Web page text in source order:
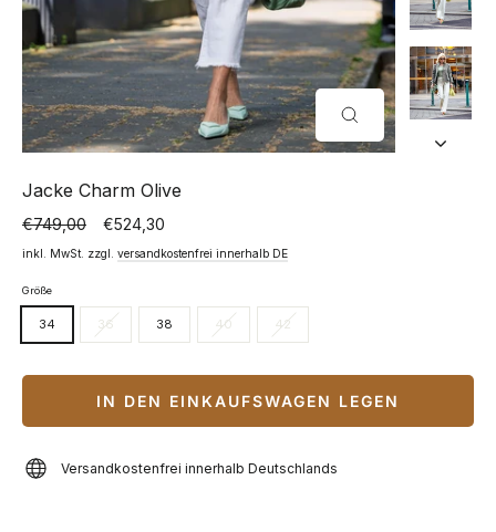
SCHLIESSEN (
ESC)
Jacke Charm Olive
Normaler
Preis
€749,00
Sonderpreis €524,30
inkl. MwSt. zzgl. versandkostenfrei innerhalb DE
Größe
34 36 38 40 42
IN DEN EINKAUFSWAGEN LEGEN
Versandkostenfrei innerhalb Deutschlands